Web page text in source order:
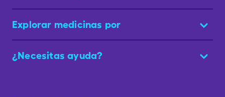
Explorar medicinas por
¿Necesitas ayuda?